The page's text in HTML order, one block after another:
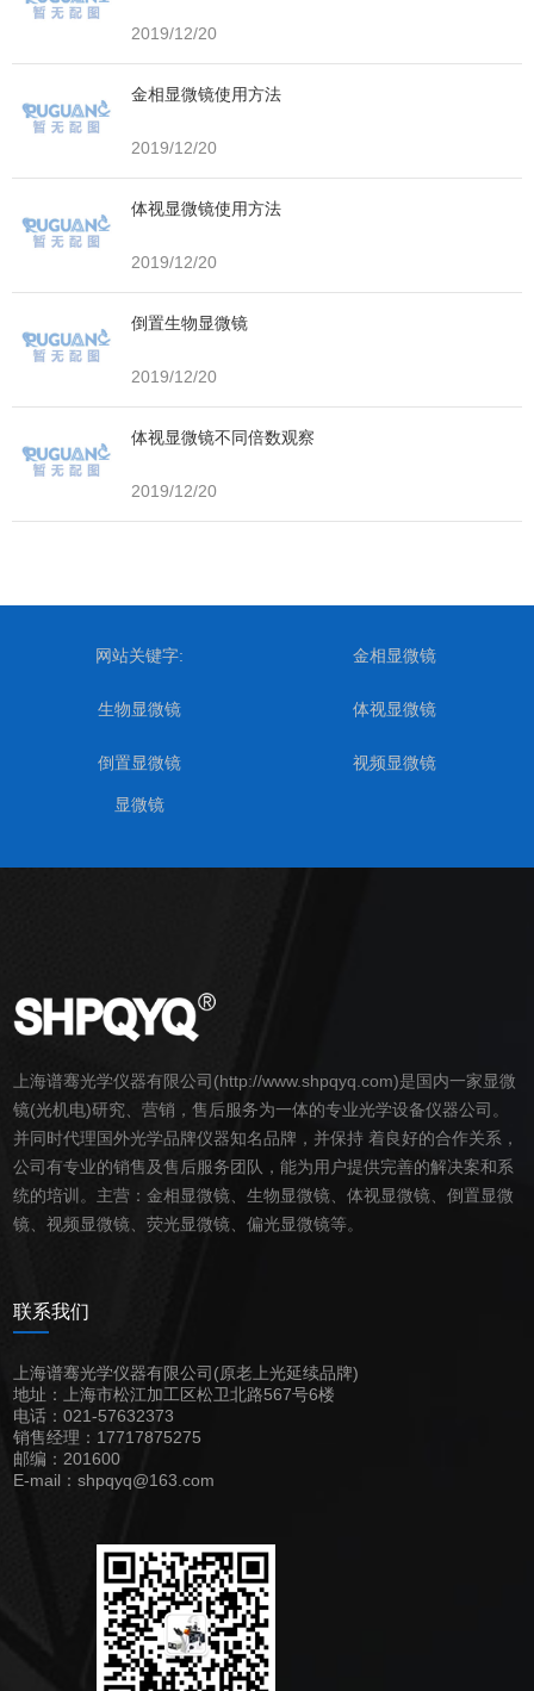
2019/12/20
金相显微镜使用方法
2019/12/20
体视显微镜使用方法
2019/12/20
倒置生物显微镜
2019/12/20
体视显微镜不同倍数观察
2019/12/20
网站关键字: 金相显微镜
生物显微镜 体视显微镜
倒置显微镜 视频显微镜
显微镜
上海谱骞光学仪器有限公司(http://www.shpqyq.com)是国内一家显微
镜(光机电)研究、营销，售后服务为一体的专业光学设备仪器公司。
并同时代理国外光学品牌仪器知名品牌，并保持 着良好的合作关系，
公司有专业的销售及售后服务团队，能为用户提供完善的解决案和系
统的培训。主营： 金相显微镜、 生物显微镜、 体视显微镜、 倒置显微
镜、 视频显微镜、荧光显微镜、偏光显微镜等。
联系我们
上海谱骞光学仪器有限公司(原老上光延续品牌)
地址：上海市松江加工区松卫北路567号6楼
电话：021-57632373
销售经理：17717875275
邮编：201600
E-mail：shpqyq@163.com